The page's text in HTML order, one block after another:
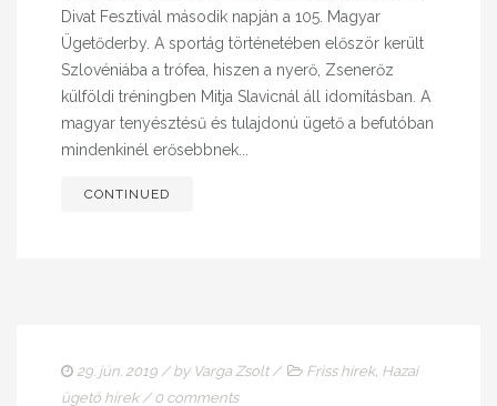
Divat Fesztivál második napján a 105. Magyar
Ügetőderby. A sportág történetében először került
Szlovéniába a trófea, hiszen a nyerő, Zsenerőz
külföldi tréningben Mitja Slavicnál áll idomításban. A
magyar tenyésztésű és tulajdonú ügető a befutóban
mindenkinél erősebbnek...
CONTINUED
29. jún. 2019 / by Varga Zsolt/ Friss hírek, Hazai
ügető hírek/ 0 comments